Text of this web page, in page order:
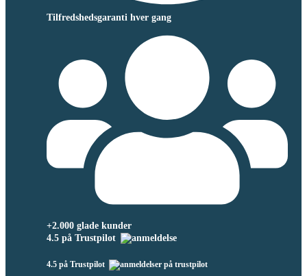
Tilfredshedsgaranti hver gang
+2.000 glade kunder
4.5 på Trustpilot
4.5 på Trustpilot